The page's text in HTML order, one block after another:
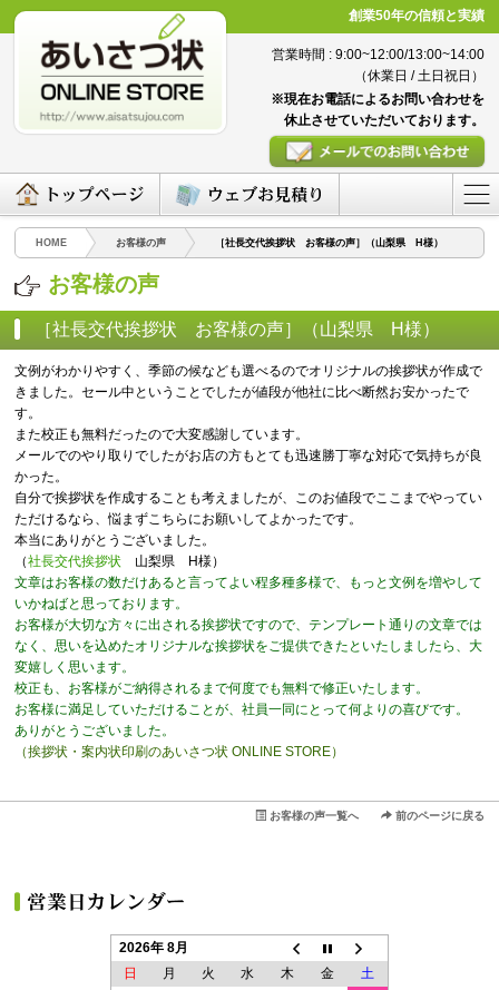
創業50年の信頼と実績
営業時間 : 9:00~12:00/13:00~14:00
（休業日 / 土日祝日）
※現在お電話によるお問い合わせを
休止させていただいております。
HOME お客様の声 ［社長交代挨拶状 お客様の声］（山梨県 H様）
お客様の声
［社長交代挨拶状 お客様の声］（山梨県 H様）
（2016/03/07）
文例がわかりやすく、季節の候なども選べるのでオリジナルの挨拶状が作成で
きました。セール中ということでしたが値段が他社に比べ断然お安かったで
す。
また校正も無料だったので大変感謝しています。
メールでのやり取りでしたがお店の方もとても迅速勝丁寧な対応で気持ちが良
かった。
自分で挨拶状を作成することも考えましたが、このお値段でここまでやってい
ただけるなら、悩まずこちらにお願いしてよかったです。
本当にありがとうございました。
（社長交代挨拶状 山梨県 H様）
文章はお客様の数だけあると言ってよい程多種多様で、もっと文例を増やして
いかねばと思っております。
お客様が大切な方々に出される挨拶状ですので、テンプレート通りの文章では
なく、思いを込めたオリジナルな挨拶状をご提供できたといたしましたら、大
変嬉しく思います。
校正も、お客様がご納得されるまで何度でも無料で修正いたします。
お客様に満足していただけることが、社員一同にとって何よりの喜びです。
ありがとうございました。
（挨拶状・案内状印刷のあいさつ状 ONLINE STORE）
お客様の声一覧へ 前のページに戻る
2026年 8月
日
月 火 水 木 金
土